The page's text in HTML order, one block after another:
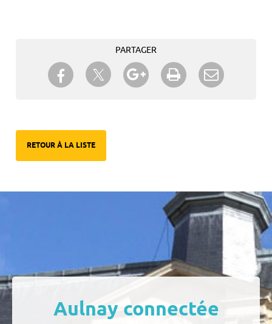
PARTAGER
Partager sur Facebook
Partager sur TwitterPartager sur Google+
Imprimer
RETOUR À LA LISTE
Aulnay connectée